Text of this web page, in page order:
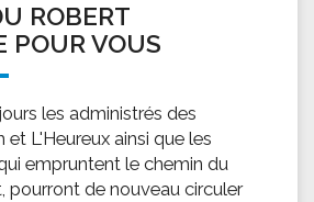
ROBERT
POUR VOUS
les administrés des
L'Heureux ainsi que les
empruntent le chemin du
pourront de nouveau circuler